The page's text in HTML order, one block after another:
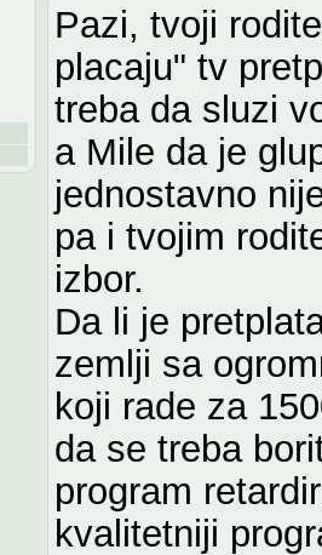
Pazi, tvoji
placaju" tv
treba da sluzi
a Mile da je
jednostavno
pa i tvojim
izbor.
Da li je
zemlji sa
koji rade za
da se treba
program
kvalitetniji